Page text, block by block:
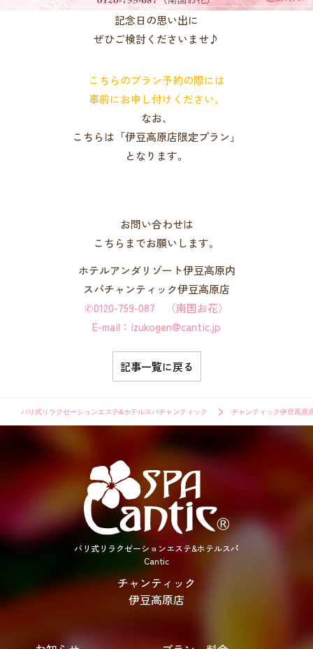
記念日の思い出に
ぜひご検討くださいませ♪
こちらのプラン予約の際には
事前にお申し付けください。
なお、
こちらは「伊豆高原店限定プラン」
となります。
お問い合わせは
こちらまでお願いします。
ホテルアンダリゾート伊豆高原内
スパチャンティック伊豆高原店
✆0120-759-087 （南国お花）
E-mail：izukogen@cantic.jp
記事一覧に戻る
バリ式リラクゼーションエステ&ホテルスパチャンティック チャンティック伊豆高原
バリ式リラクゼーションエステ&ホテルスパ
Cantic
チャンティック
伊豆高原店